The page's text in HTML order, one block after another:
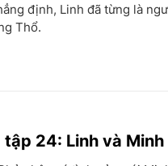
định, Linh đã từng là
Thổ.
24: Linh và